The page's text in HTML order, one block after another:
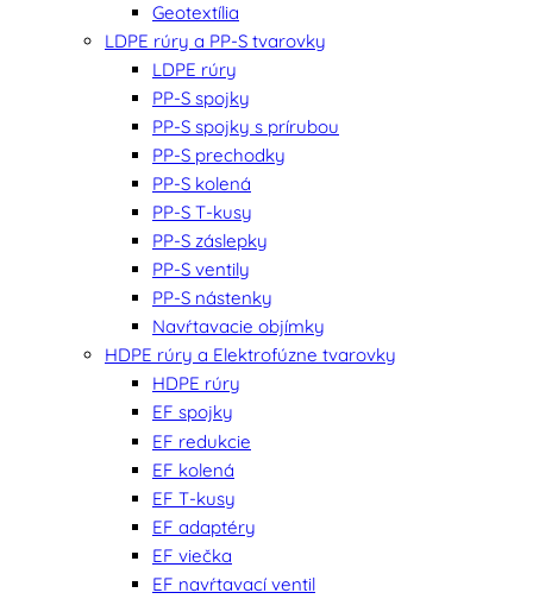
Geotextília
LDPE rúry a PP-S tvarovky
LDPE rúry
PP-S spojky
PP-S spojky s prírubou
PP-S prechodky
PP-S kolená
PP-S T-kusy
PP-S záslepky
PP-S ventily
PP-S nástenky
Navŕtavacie objímky
HDPE rúry a Elektrofúzne tvarovky
HDPE rúry
EF spojky
EF redukcie
EF kolená
EF T-kusy
EF adaptéry
EF viečka
EF navŕtavací ventil